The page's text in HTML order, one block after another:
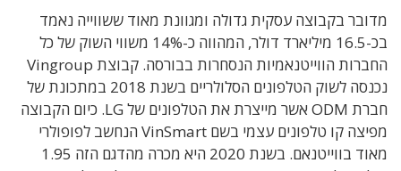
מדובר בקבוצה עסקית גדולה ומגוונת מאוד ששווייה נאמד
בכ-16.5 מיליארד דולר, המהווה כ-14% משווי השוק של כל
החברות הווייטנאמיות הנסחרות בבורסה. קבוצת Vingroup
נכנסה לשוק הטלפונים הסלולריים בשנת 2018 במתכונת של
חברת ODM אשר מייצרת את הטלפונים של LG. כיום הקבוצה
מפיצה קו טלפונים עצמי בשם VinSmart הנחשב לפופולרי
מאוד בווייטנאם. בשנת 2020 היא מכרה מהדגם הזה 1.95